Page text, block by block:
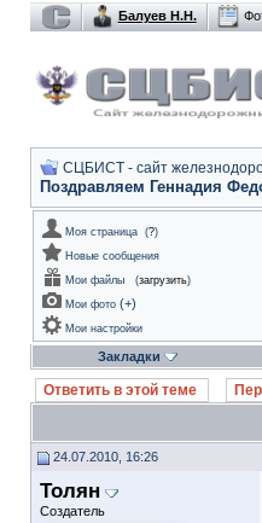
Балуев Н.Н.
СЦБИСТ - сайт
Поздравляем Геннадия
Моя страница (?)
Новые сообщения
Мои файлы
(загрузить)
Мои фото (+)
Мои настройки
Закладки
Ответить в этой теме
24.07.2010, 16:26
Толян
Создатель